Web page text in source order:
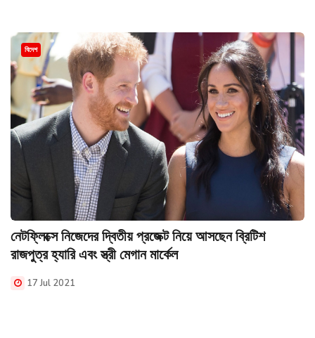
বিদেশ
নেটফ্লিক্সে নিজেদের দ্বিতীয় প্রজেক্ট নিয়ে আসছেন ব্রিটিশ
রাজপুত্র হ্যারি এবং স্ত্রী মেগান মার্কেল
17 Jul 2021